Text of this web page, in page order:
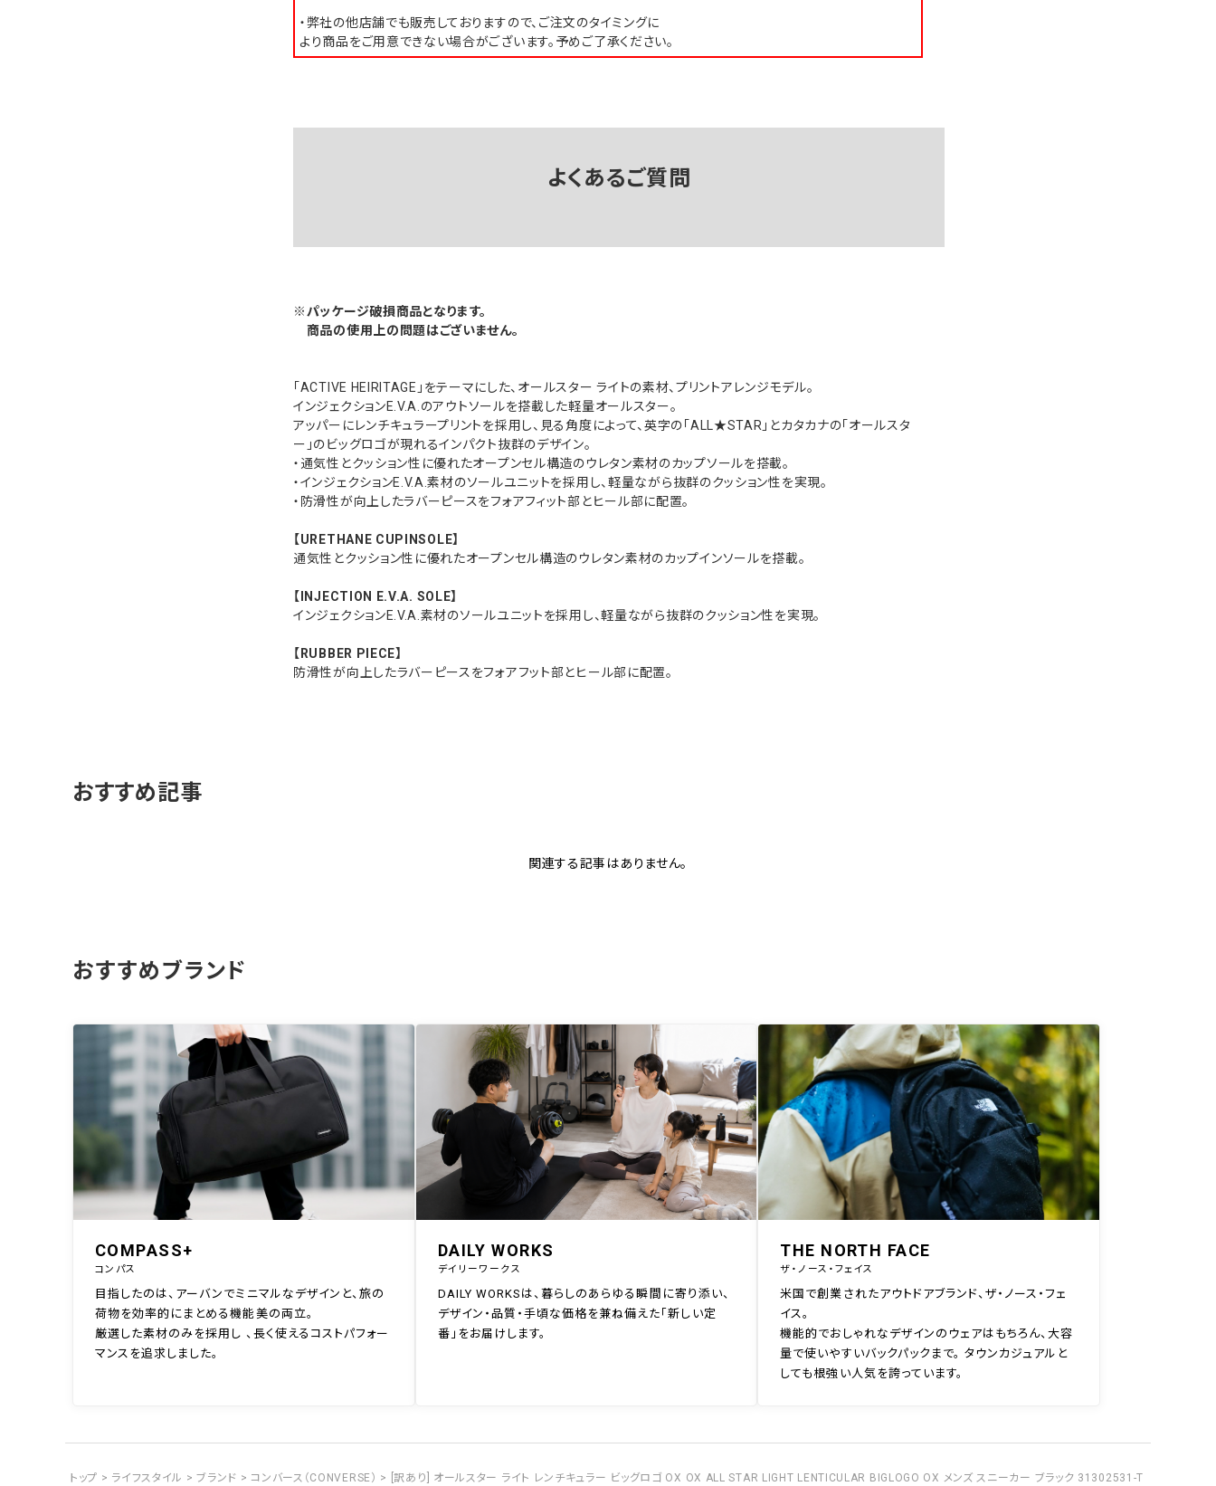
・弊社の他店舗でも販売しておりますので、ご注文のタイミングに
より商品をご用意できない場合がございます。予めご了承ください。
よくあるご質問
※パッケージ破損商品となります。
商品の使用上の問題はございません。
「ACTIVE HEIRITAGE」をテーマにした、オールスター ライトの素材、プリントアレンジモデル。
インジェクションE.V.A.のアウトソールを搭載した軽量オールスター。
アッパーにレンチキュラープリントを採用し、見る角度によって、英字の「ALL★STAR」とカタカナの「オールスタ
ー」のビッグロゴが現れるインパクト抜群のデザイン。
・通気性とクッション性に優れたオープンセル構造のウレタン素材のカップソールを搭載。
・インジェクションE.V.A.素材のソールユニットを採用し、軽量ながら抜群のクッション性を実現。
・防滑性が向上したラバーピースをフォアフィット部とヒール部に配置。
【URETHANE CUPINSOLE】
通気性とクッション性に優れたオープンセル構造のウレタン素材のカップインソールを搭載。
【INJECTION E.V.A. SOLE】
インジェクションE.V.A.素材のソールユニットを採用し、軽量ながら抜群のクッション性を実現。
【RUBBER PIECE】
防滑性が向上したラバーピースをフォアフット部とヒール部に配置。
おすすめ記事
関連する記事はありません。
おすすめブランド
COMPASS+
コンパス
目指したのは、アーバンでミニマルなデザインと、旅の
荷物を効率的にまとめる機能美の両立。
厳選した素材のみを採用し 、長く使えるコストパフォー
マンスを追求しました。
DAILY WORKS
デイリーワークス
DAILY WORKSは、暮らしのあらゆる瞬間に寄り添い、
デザイン・品質・手頃な価格を兼ね備えた「新しい定
番」をお届けします。
THE NORTH FACE
ザ・ノース・フェイス
米国で創業されたアウトドアブランド、ザ・ノース・フェ
イス。
機能的でおしゃれなデザインのウェアはもちろん、大容
量で使いやすいバックパックまで。 タウンカジュアルと
しても根強い人気を誇っています。
トップ ライフスタイル ブランド コンバース（CONVERSE） [訳あり] オールスター ライト レンチキュラー ビッグロゴ OX OX ALL STAR LIGHT LENTICULAR BIGLOGO OX メンズ スニーカー ブラック 31302531-T